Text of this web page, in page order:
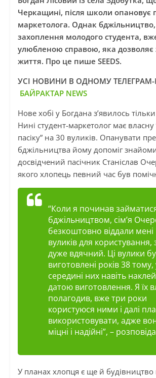
Черкащині, після школи опановує
маркетолога. Однак
захоплення молодого студента,
улюбленою справою, яка дозволяє
життя. Про це пише SEEDS.
УСІ НОВИНИ В ОДНОМУ ТЕЛЕГРАМ-
БАЙРАКТАР NEWS
Нове хобі у Богдана з’явилось
Нині студент-маркетолог має власну
пасіку” на 30 вуликів. Опанувати
бджільництва йому допоміг
досвідчений пасічник Станіслав
якого хлопець певний час був
“Коли я починав
бджільництвом, сім’я
безкоштовно віддали мені
вуликів для користування,
дуже вдячний. Ці вулики
виготовлені років 38 тому,
середині них навіть
датою виготовлення. Я їх
полагодив, вже три роки
користуюся ними і далі
використовувати, адже
міцні і надійні”, –
У планах хлопця є ще й будівництво